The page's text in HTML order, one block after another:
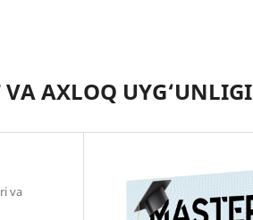
AXLOQ UYG‘UNLIGI
va